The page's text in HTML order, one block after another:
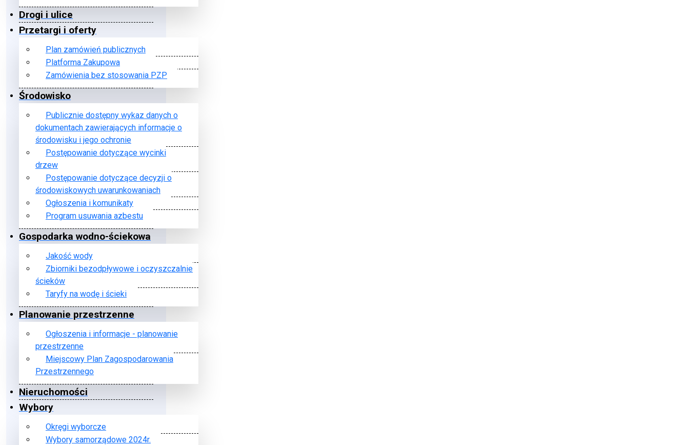
Drogi i ulice
Przetargi i oferty
Plan zamówień publicznych
Platforma Zakupowa
Zamówienia bez stosowania PZP
Środowisko
Publicznie dostępny wykaz danych o
dokumentach zawierających informacje o
środowisku i jego ochronie
Postępowanie dotyczące wycinki
drzew
Postępowanie dotyczące decyzji o
środowiskowych uwarunkowaniach
Ogłoszenia i komunikaty
Program usuwania azbestu
Gospodarka wodno-ściekowa
Jakość wody
Zbiorniki bezodpływowe i oczyszczalnie
ścieków
Taryfy na wodę i ścieki
Planowanie przestrzenne
Ogłoszenia i informacje - planowanie
przestrzenne
Miejscowy Plan Zagospodarowania
Przestrzennego
Nieruchomości
Wybory
Okręgi wyborcze
Wybory samorządowe 2024r.